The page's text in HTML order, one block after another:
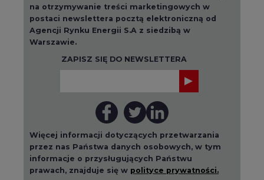
na otrzymywanie treści marketingowych w
postaci newslettera pocztą elektroniczną od
Agencji Rynku Energii S.A z siedzibą w
Warszawie.
ZAPISZ SIĘ DO NEWSLETTERA
Więcej informacji dotyczących przetwarzania
przez nas Państwa danych osobowych, w tym
informacje o przysługujących Państwu
prawach, znajduje się w polityce prywatności.